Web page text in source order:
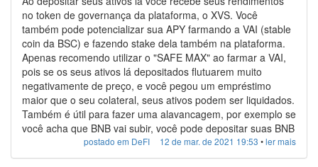
no token de governança da plataforma, o XVS. Você
também pode potencializar sua APY farmando a VAI (stable
coin da BSC) e fazendo stake dela também na plataforma.
Apenas recomendo utilizar o "SAFE MAX" ao farmar a VAI,
pois se os seus ativos lá depositados flutuarem muito
negativamente de preço, e você pegou um empréstimo
maior que o seu colateral, seus ativos podem ser liquidados.
Também é útil para fazer uma alavancagem, por exemplo se
você acha que BNB vai subir, você pode depositar suas BNB
na venus como colateral, farmar a VAI e comprar mais BNB.
postado em DeFI 12 de mar. de 2021 19:53 •ler mais